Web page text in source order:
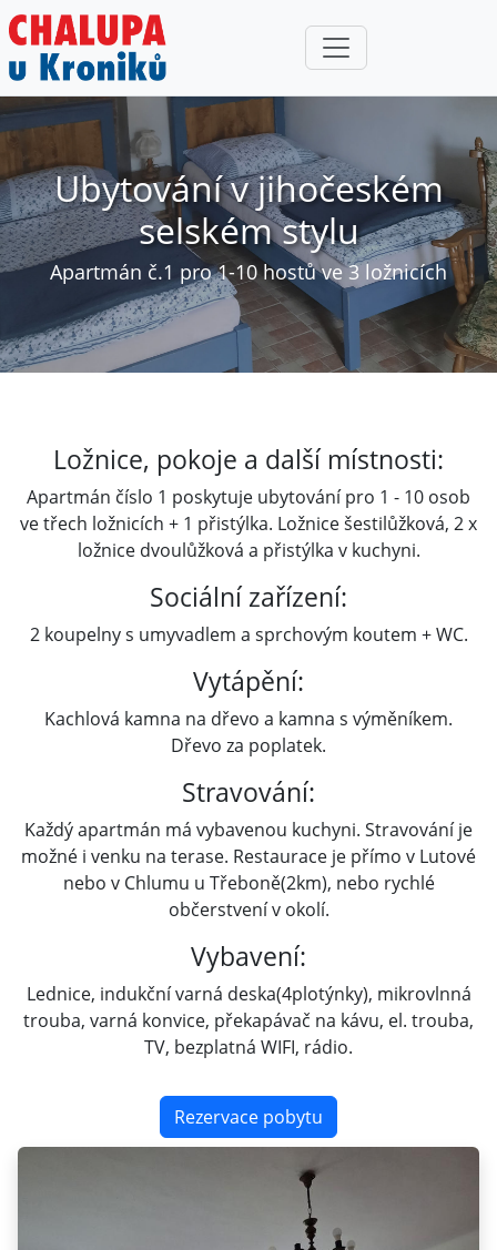
Ubytování v jihočeském
selském stylu
Apartmán č.1 pro 1-10 hostů ve 3 ložnicích
Ložnice, pokoje a další místnosti:
Apartmán číslo 1 poskytuje ubytování pro 1 - 10 osob
ve třech ložnicích + 1 přistýlka. Ložnice šestilůžková, 2 x
ložnice dvoulůžková a přistýlka v kuchyni.
Sociální zařízení:
2 koupelny s umyvadlem a sprchovým koutem + WC.
Vytápění:
Kachlová kamna na dřevo a kamna s výměníkem.
Dřevo za poplatek.
Stravování:
Každý apartmán má vybavenou kuchyni. Stravování je
možné i venku na terase. Restaurace je přímo v Lutové
nebo v Chlumu u Třeboně(2km), nebo rychlé
občerstvení v okolí.
Vybavení:
Lednice, indukční varná deska(4plotýnky), mikrovlnná
trouba, varná konvice, překapávač na kávu, el. trouba,
TV, bezplatná WIFI, rádio.
Rezervace pobytu